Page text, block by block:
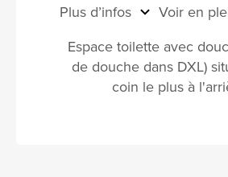
Plus d’infos
Voir en
Espace toilette avec
de douche dans DXL)
coin le plus à